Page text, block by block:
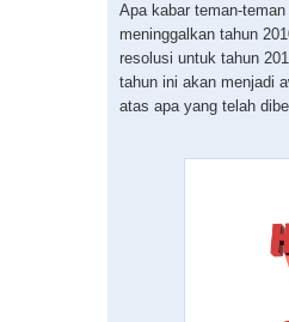
Apa kabar teman-
meninggalkan tahun
resolusi untuk tahun
tahun ini akan menjadi
atas apa yang telah